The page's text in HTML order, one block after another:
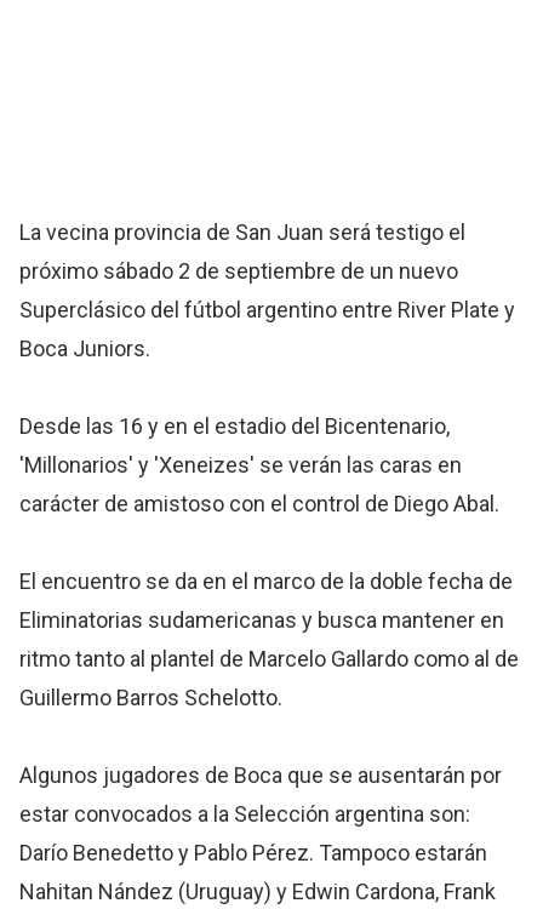
La vecina provincia de San Juan será testigo el
próximo sábado 2 de septiembre de un nuevo
Superclásico del fútbol argentino entre River Plate y
Boca Juniors.
Desde las 16 y en el estadio del Bicentenario,
'Millonarios' y 'Xeneizes' se verán las caras en
carácter de amistoso con el control de Diego Abal.
El encuentro se da en el marco de la doble fecha de
Eliminatorias sudamericanas y busca mantener en
ritmo tanto al plantel de Marcelo Gallardo como al de
Guillermo Barros Schelotto.
Algunos jugadores de Boca que se ausentarán por
estar convocados a la Selección argentina son:
Darío Benedetto y Pablo Pérez. Tampoco estarán
Nahitan Nández (Uruguay) y Edwin Cardona, Frank